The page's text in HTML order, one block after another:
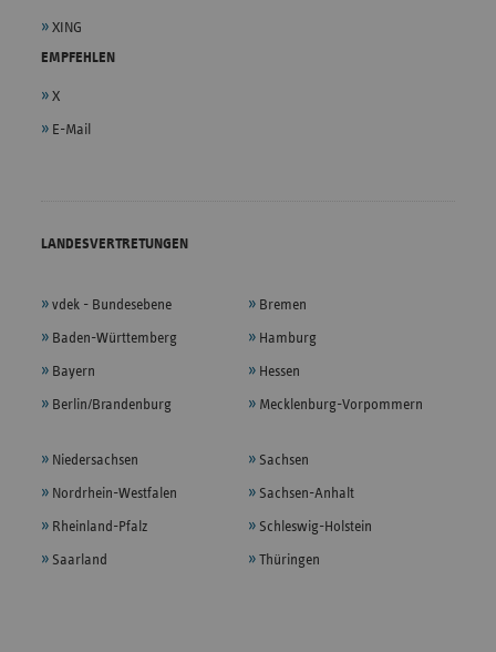
XING
EMPFEHLEN
X
E-Mail
LANDESVERTRETUNGEN
vdek - Bundesebene
Baden-Württemberg
Bayern
Berlin/Brandenburg
Bremen
Hamburg
Hessen
Mecklenburg-Vorpommern
Niedersachsen
Nordrhein-Westfalen
Rheinland-Pfalz
Saarland
Sachsen
Sachsen-Anhalt
Schleswig-Holstein
Thüringen